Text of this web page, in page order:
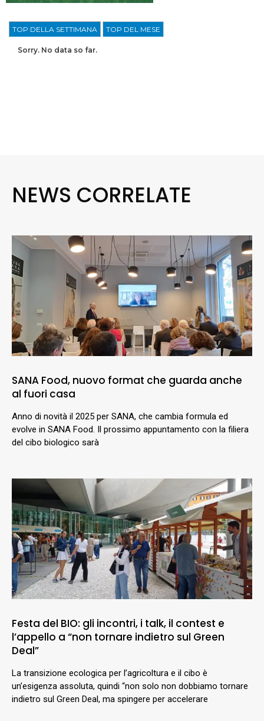
TOP DELLA SETTIMANA TOP DEL MESE
Sorry. No data so far.
NEWS CORRELATE
SANA Food, nuovo format che guarda anche
al fuori casa
Anno di novità il 2025 per SANA, che cambia formula ed
evolve in SANA Food. Il prossimo appuntamento con la filiera
del cibo biologico sarà
Festa del BIO: gli incontri, i talk, il contest e
l’appello a “non tornare indietro sul Green
Deal”
La transizione ecologica per l’agricoltura e il cibo è
un’esigenza assoluta, quindi “non solo non dobbiamo tornare
indietro sul Green Deal, ma spingere per accelerare